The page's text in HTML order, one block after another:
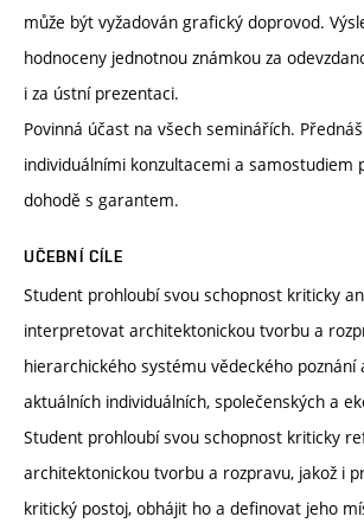
může být vyžadován grafický doprovod.
hodnoceny jednotnou známkou za
i za ústní prezentaci.
Povinná účast na všech seminářích.
individuálními konzultacemi a samostudiem
dohodě s garantem.
UČEBNÍ CÍLE
Student prohloubí svou schopnost kriticky
interpretovat architektonickou tvorbu a
hierarchického systému vědeckého poznání
aktuálních individuálních, společenských a
Student prohloubí svou schopnost kriticky
architektonickou tvorbu a rozpravu, jakož i
kritický postoj, obhájit ho a definovat jeho